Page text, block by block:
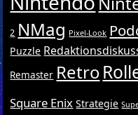
2 NMag Pixel-Look
Puzzle
Remaster Retro
Square Enix Strategie